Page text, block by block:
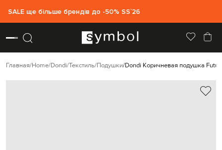
SALE ще більше брендів до -50% SS`26
Главная Home Dondi Текстиль Подушки Dondi Коричневая подушка